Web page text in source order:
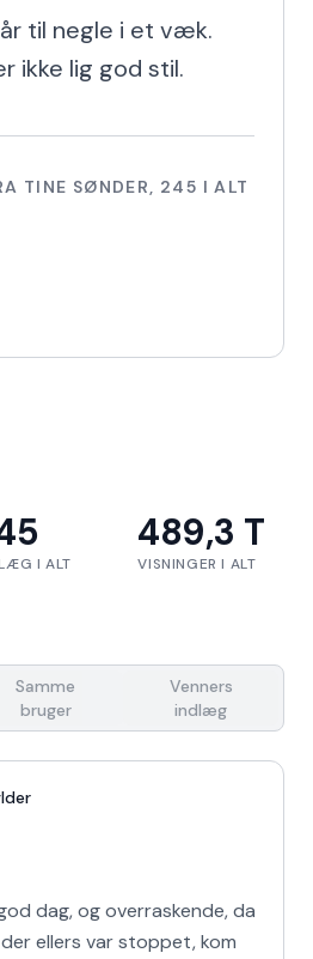
til negle i et væk.
ikke lig god stil.
TINE SØNDER, 245 I ALT
I ALT
489,3 T
VISNINGER I ALT
Samme
bruger
Venners
indlæg
dag, og overraskende, da
ellers var stoppet, kom